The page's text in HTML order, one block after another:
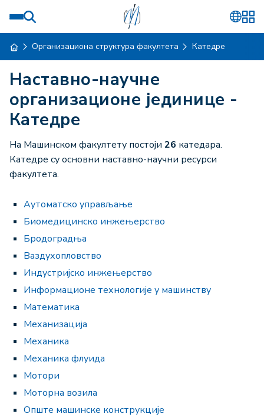
Организациона структура факултета Катедре
Наставно-научне
организационе јединице -
Катедре
На Машинском факултету постоји 26 катедара.
Катедре су основни наставно-научни ресурси
факултета.
Аутоматско управљање
Биомедицинско инжењерство
Бродоградња
Ваздухопловство
Индустријско инжењерство
Информационе технологије у машинству
Математика
Механизацијa
Механикa
Механика флуида
Мотори
Моторна возила
Опште машинске конструкције